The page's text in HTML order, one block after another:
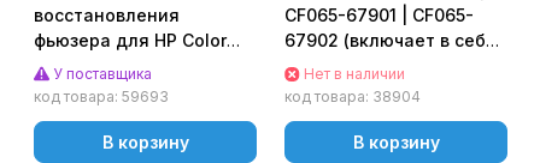
восстановления
фьюзера для HP Color
LaserJet Pro M452dn
(CET), CET441016
У поставщика
код товара: 59693
В корзину
CF065-67901 | CF065-
67902 (включает в себя
CE988-67902 / RM1-
8396) HP LJ Enterprise
Нет в наличии
код товара: 38904
В корзину